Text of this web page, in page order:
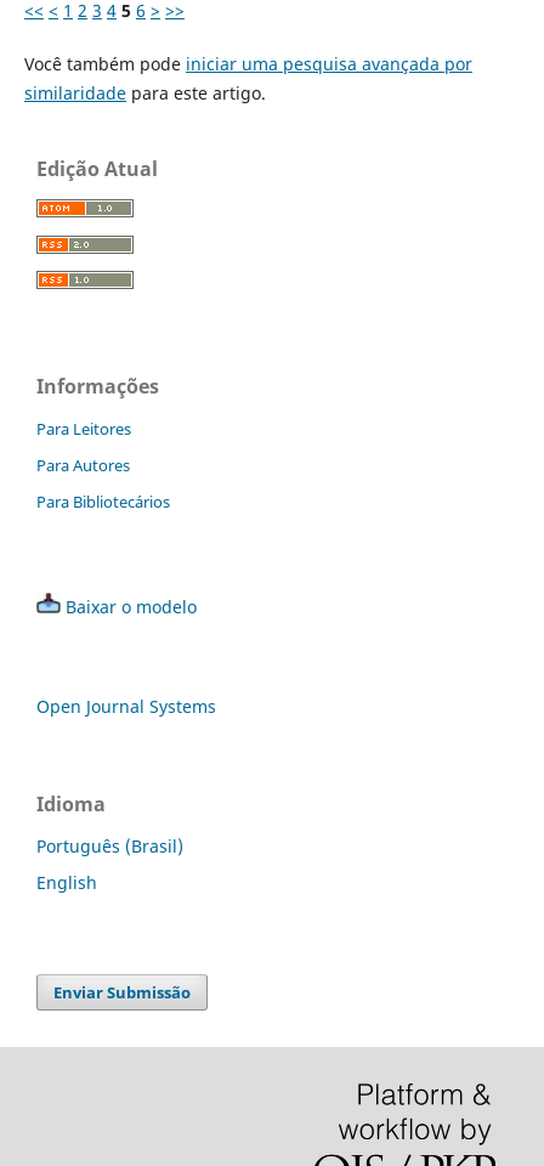
<< < 1 2 3 4 5 6 > >>
Você também pode iniciar uma pesquisa avançada por
similaridadepara este artigo.
Edição Atual
Informações
Para Leitores
Para Autores
Para Bibliotecários
Baixar o modelo
Open Journal Systems
Idioma
Português (Brasil)
English
Enviar Submissão